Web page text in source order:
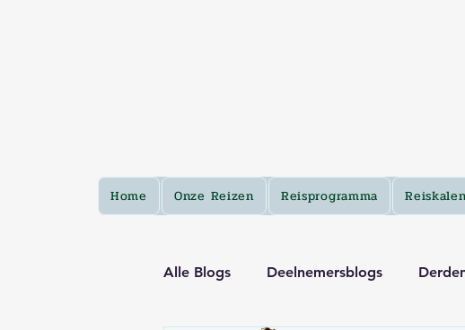
Home Onze Reizen Reisprogramma
Alle Blogs Deelnemersblogs